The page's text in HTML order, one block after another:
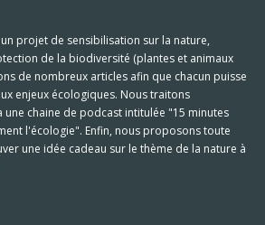
projet de sensibilisation sur la nature,
de la biodiversité (plantes et animaux
de nombreux articles afin que chacun puisse
enjeux écologiques. Nous traitons
une chaine de podcast intitulée "15 minutes
l'écologie". Enfin, nous proposons toute
une idée cadeau sur le thème de la nature à